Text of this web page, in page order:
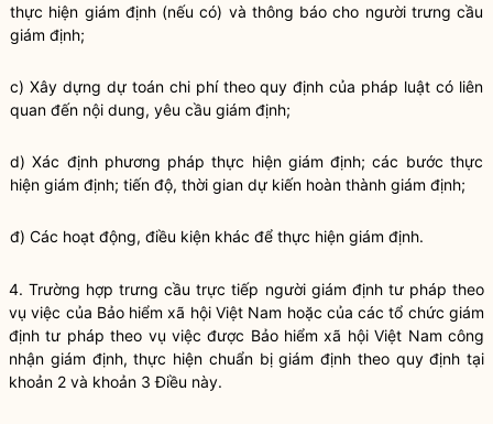
thực hiện giám định (nếu có) và thông báo cho người trưng cầu
giám định;
c) Xây dựng dự toán chi phí theo quy định của pháp luật có liên
quan đến nội dung, yêu cầu giám định;
d) Xác định phương pháp thực hiện giám định; các bước thực
hiện giám định; tiến độ, thời gian dự kiến hoàn thành giám định;
đ) Các hoạt động, điều kiện khác để thực hiện giám định.
4. Trường hợp trưng cầu trực tiếp người giám định tư pháp theo
vụ việc của Bảo hiểm xã hội Việt Nam hoặc của các tổ chức giám
định tư pháp theo vụ việc được Bảo hiểm xã hội Việt Nam công
nhận giám định, thực hiện chuẩn bị giám định theo quy định tại
khoản 2 và khoản 3 Điều này.